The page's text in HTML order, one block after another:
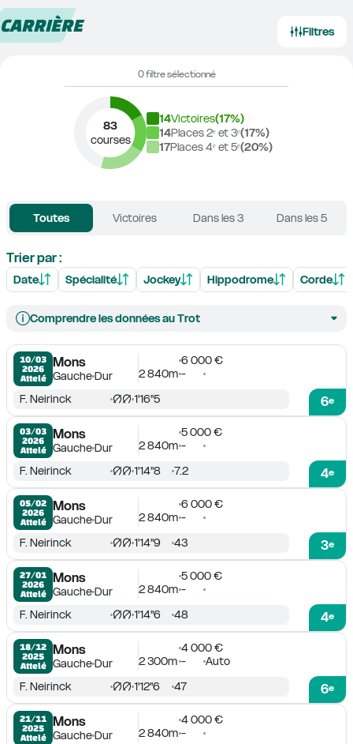
CARRIÈRE Filtres
0 filtre sélectionné
83
courses
14Victoires(17%)
14Places 2ᵉ et 3ᵉ(17%)
17Places 4ᵉ et 5ᵉ(20%)
Toutes Victoires Dans les 3 Dans les 5
Trier par :
Date Spécialité Jockey Hippodrome Corde
Comprendre les données au Trot
10/03
2026
Attelé
Mons
GaucheDur
6 000 €
2 840m -
6e
F. Neirinck 1'16''5
03/03
2026
Attelé
Mons
GaucheDur
5 000 €
2 840m -
4e
F. Neirinck 1'14''8 7.2
05/02
2026
Attelé
Mons
GaucheDur
6 000 €
2 840m -
3e
F. Neirinck 1'14''9 43
27/01
2026
Attelé
Mons
GaucheDur
5 000 €
2 840m -
4e
F. Neirinck 1'14''6 48
18/12
2025
Attelé
Mons
GaucheDur
4 000 €
2 300m - Auto
6e
F. Neirinck 1'12''6 47
21/11
2025
Attelé
Mons
GaucheDur
4 000 €
2 840m -